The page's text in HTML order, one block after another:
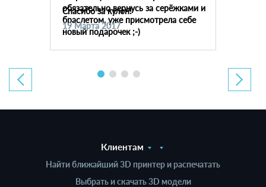
обязательно вернусь за серёжками и
браслетом, уже присмотрела себе
новый подарочек ;-)
Спасибо за кулон!
19 Марта 2017
Клиентам
Найти ближайший 3D принтер и распечатать
Выбрать и скачать 3D модели